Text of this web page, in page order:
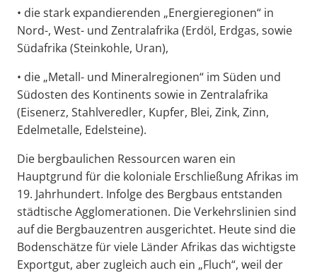
• die stark expandierenden „Energieregionen“ in
Nord-, West- und Zentralafrika (Erdöl, Erdgas, sowie
Südafrika (Steinkohle, Uran),
• die „Metall- und Mineralregionen“ im Süden und
Südosten des Kontinents sowie in Zentralafrika
(Eisenerz, Stahlveredler, Kupfer, Blei, Zink, Zinn,
Edelmetalle, Edelsteine).
Die bergbaulichen Ressourcen waren ein
Hauptgrund für die koloniale Erschließung Afrikas im
19. Jahrhundert. Infolge des Bergbaus entstanden
städtische Agglomerationen. Die Verkehrslinien sind
auf die Bergbauzentren ausgerichtet. Heute sind die
Bodenschätze für viele Länder Afrikas das wichtigste
Exportgut, aber zugleich auch ein „Fluch“, weil der